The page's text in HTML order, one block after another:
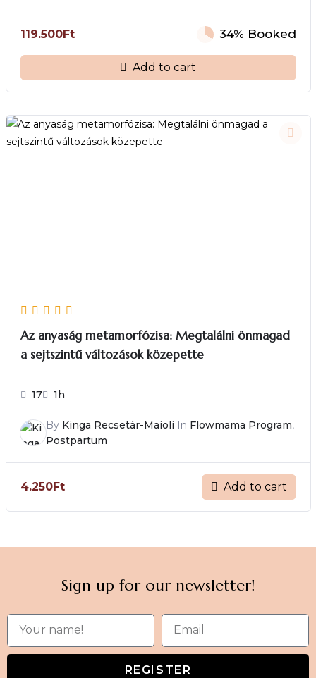
119.500Ft 34% Booked
Add to cart
Az anyaság metamorfózisa: Megtalálni önmagad
a sejtszintű változások közepette
17 1h
By Kinga Recsetár-Maioli In Flowmama Program,
Postpartum
4.250Ft Add to cart
Sign up for our newsletter!
REGISTER